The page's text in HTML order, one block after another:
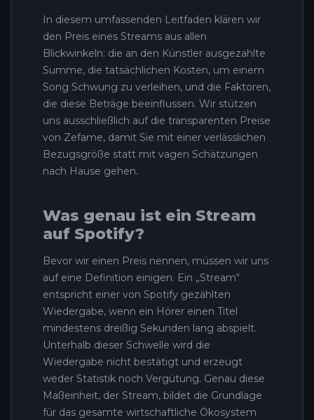
In diesem umfassenden Leitfaden klären wir
den Preis eines Streams aus allen
Blickwinkeln: die an den Künstler ausgezahlte
Summe, die tatsächlichen Kosten, um einem
Song Schwung zu verleihen, und die Faktoren,
die diese Beträge beeinflussen. Wir stützen
uns ausschließlich auf die transparenten Preise
von Zefame, damit Sie mit einer verlässlichen
Bezugsgröße statt mit vagen Schätzungen
nach Hause gehen.
Was genau ist ein Stream
auf Spotify?
Bevor wir einen Preis nennen, müssen wir uns
auf eine Definition einigen. Ein „Stream“
entspricht einer von Spotify gezählten
Wiedergabe, wenn ein Hörer einen Titel
mindestens dreißig Sekunden lang abspielt.
Unterhalb dieser Schwelle wird die
Wiedergabe nicht bestätigt und erzeugt
weder Statistik noch Vergütung. Genau diese
Maßeinheit, der Stream, bildet die Grundlage
für das gesamte wirtschaftliche Ökosystem